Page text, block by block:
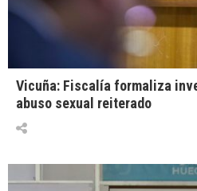
Vicuña: Fiscalía formaliza
abuso sexual reiterado